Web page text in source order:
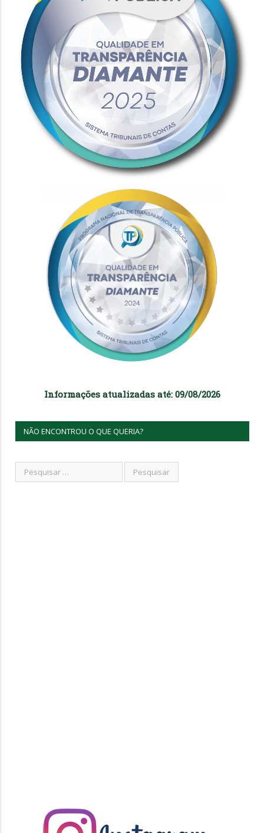
Informações atualizadas até: 09/08/2026
NÃO ENCONTROU O QUE QUERIA?